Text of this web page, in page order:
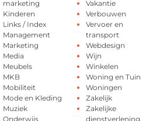
marketing
Kinderen
Links / Index
Management
Marketing
Media
Meubels
MKB
Mobiliteit
Mode en Kleding
Muziek
Onderwijs
Vakantie
Verbouwen
Vervoer en
transport
Webdesign
Wijn
Winkelen
Woning en Tuin
Woningen
Zakelijk
Zakelijke
dienstverlening